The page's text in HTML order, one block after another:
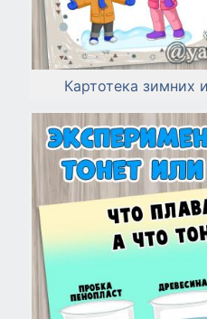
Картотека зимних